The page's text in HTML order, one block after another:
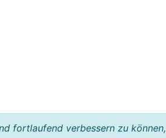
fortlaufend verbessern zu können,